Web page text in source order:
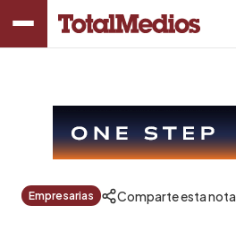
Empresarias Comparte esta nota